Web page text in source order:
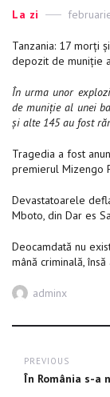
Categories
La zi
Posted
Tanzania: 17 morți
depozit de muniție
În urma unor
de muniție al unei
și alte 145 au fost
Tragedia a fost
premierul Mizengo
Devastatoarele
Mboto, din Dar es
Deocamdată nu
mână criminală,
Author
adminx
PREVIOUS
Previous
În România s-a